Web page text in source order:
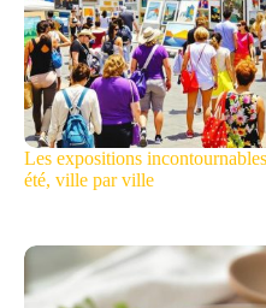
Les expositions
été, ville par ville